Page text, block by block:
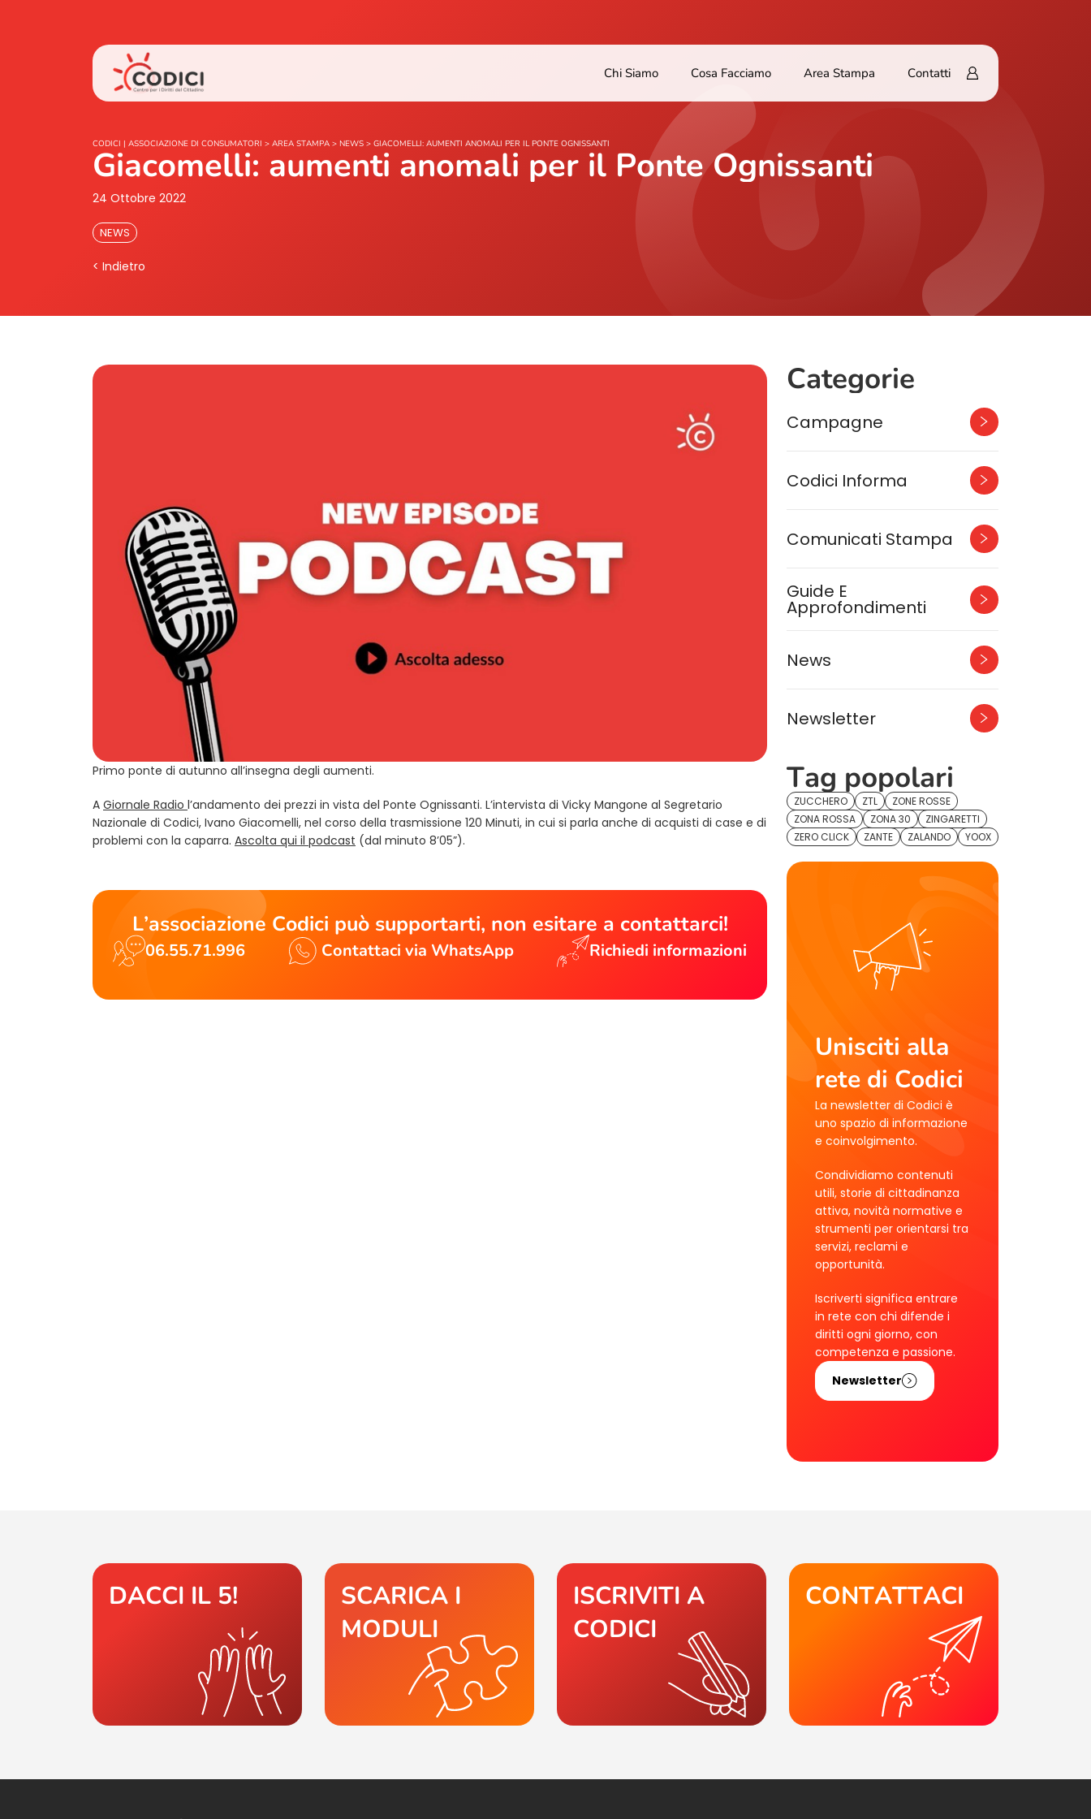
Chi Siamo Cosa Facciamo Area Stampa Contatti
CODICI | ASSOCIAZIONE DI CONSUMATORI > AREA STAMPA > NEWS > GIACOMELLI: AUMENTI ANOMALI PER IL PONTE OGNISSANTI
Giacomelli: aumenti anomali per il Ponte Ognissanti
24 Ottobre 2022
NEWS
< Indietro
Primo ponte di autunno all’insegna degli aumenti.
A Giornale Radio (opens in a new tab)
l’andamento dei prezzi in vista del Ponte Ognissanti. L’intervista di Vicky Mangone al Segretario
Nazionale di Codici, Ivano Giacomelli, nel corso della trasmissione 120 Minuti, in cui si parla anche di acquisti di case e di
problemi con la caparra. Ascolta qui il podcast (opens in a new tab)
(dal minuto 8’05”).
L’associazione Codici può supportarti, non esitare a contattarci!
06.55.71.996 Contattaci via WhatsApp Richiedi informazioni
Categorie
Campagne
Codici Informa
Comunicati Stampa
Guide E
Approfondimenti
News
Newsletter
Tag popolari
ZUCCHERO ZTL
ZONE ROSSE
ZONA ROSSA
ZONA 30
ZINGARETTI
ZERO CLICK
ZANTE ZALANDO YOOX
Unisciti alla
rete di Codici
La newsletter di Codici è
uno spazio di informazione
e coinvolgimento.
Condividiamo contenuti
utili, storie di cittadinanza
attiva, novità normative e
strumenti per orientarsi tra
servizi, reclami e
opportunità.
Iscriverti significa entrare
in rete con chi difende i
diritti ogni giorno, con
competenza e passione.
Newsletter
DACCI IL 5!
SCARICA I
MODULI
ISCRIVITI A
CODICI
CONTATTACI